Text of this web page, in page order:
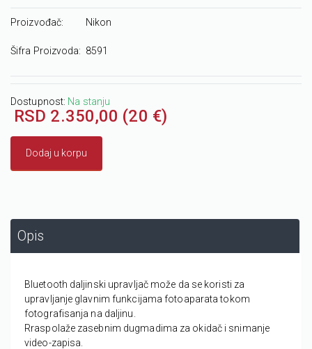
Proizvođač: Nikon
Šifra Proizvoda: 8591
Dostupnost: Na stanju
RSD 2.350,00 (20 €)
Dodaj u korpu
Opis
Bluetooth daljinski upravljač može da se koristi za
upravljanje glavnim funkcijama fotoaparata tokom
fotografisanja na daljinu.
Rraspolaže zasebnim dugmadima za okidač i snimanje
video-zapisa.